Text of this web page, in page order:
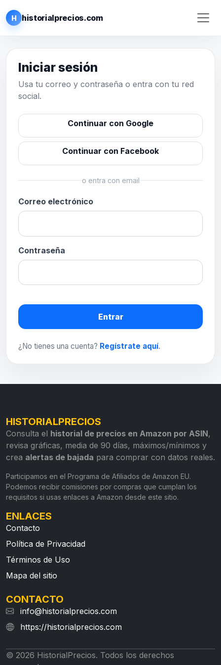
H historialprecios.com
Iniciar sesión
Usa tu correo y contraseña o entra con tu red
social.
Continuar con Google
Continuar con Facebook
o entra con email
Correo electrónico
Contraseña
Entrar
¿No tienes una cuenta? Regístrate aquí.
HISTORIALPRECIOS
Consulta el historial de precios en Amazon por ASIN,
revisa gráficas, media de 90 días, máximos/mínimos y
crea alertas de bajada para comprar con datos reales.
Participamos en el Programa de Afiliados de Amazon EU.
Podemos recibir comisiones por compras que cumplan los
requisitos si usas enlaces a Amazon desde este sitio.
ENLACES
Contacto
Política de Privacidad
Términos de Uso
Mapa del sitio
CONTACTO
info@historialprecios.com
https://historialprecios.com
© 2026 HistorialPrecios. Todos los derechos